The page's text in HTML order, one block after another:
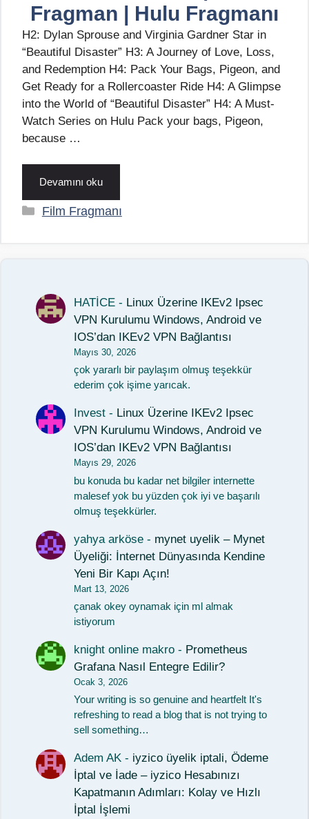
Fragman | Hulu Fragmanı
H2: Dylan Sprouse and Virginia Gardner Star in
“Beautiful Disaster” H3: A Journey of Love, Loss,
and Redemption H4: Pack Your Bags, Pigeon, and
Get Ready for a Rollercoaster Ride H4: A Glimpse
into the World of “Beautiful Disaster” H4: A Must-
Watch Series on Hulu Pack your bags, Pigeon,
because …
Devamını oku
Kategoriler
Film Fragmanı
HATİCE - Linux Üzerine IKEv2 Ipsec
VPN Kurulumu Windows, Android ve
IOS’dan IKEv2 VPN Bağlantısı
Mayıs 30, 2026
çok yararlı bir paylaşım olmuş teşekkür
ederim çok işime yarıcak.
Invest - Linux Üzerine IKEv2 Ipsec
VPN Kurulumu Windows, Android ve
IOS’dan IKEv2 VPN Bağlantısı
Mayıs 29, 2026
bu konuda bu kadar net bilgiler internette
malesef yok bu yüzden çok iyi ve başarılı
olmuş teşekkürler.
yahya arköse - mynet uyelik – Mynet
Üyeliği: İnternet Dünyasında Kendine
Yeni Bir Kapı Açın!
Mart 13, 2026
çanak okey oynamak için ml almak
istiyorum
knight online makro - Prometheus
Grafana Nasıl Entegre Edilir?
Ocak 3, 2026
Your writing is so genuine and heartfelt It's
refreshing to read a blog that is not trying to
sell something…
Adem AK - iyzico üyelik iptali, Ödeme
İptal ve İade – iyzico Hesabınızı
Kapatmanın Adımları: Kolay ve Hızlı
İptal İşlemi